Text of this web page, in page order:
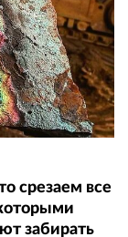
срезаем все
забирать